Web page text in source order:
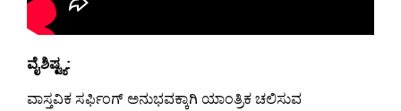
ವೈಶಿಷ್ಟ್ಯ:
ವಾಸ್ತವಿಕ ಸರ್ಫಿಂಗ್ ಅನುಭವಕ್ಕಾಗಿ ಯಾಂತ್ರಿಕ ಚಲಿಸುವ